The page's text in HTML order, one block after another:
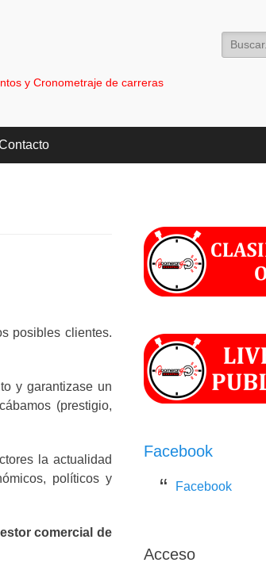
y Cronometraje de carreras
Buscar:
posibles clientes.
y garantizase un
(prestigio,
la actualidad
políticos y
comercial de
Facebook
Facebook
Acceso